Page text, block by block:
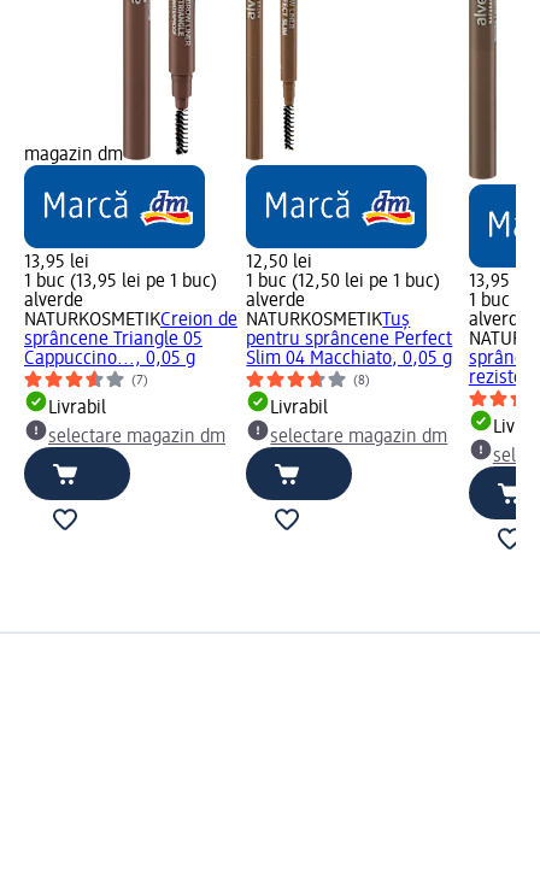
magazin dm
13,95 lei
1 buc (13,95 lei pe 1 buc)
alverde
NATURKOSMETIKCreion de
sprâncene Triangle 05
Cappuccino..., 0,05 g
(7)
Livrabil
selectare magazin dm
12,50 lei
1 buc (12,50 lei pe 1 buc)
alverde
NATURKOSMETIK Tuș
pentru sprâncene Perfect
Slim 04 Macchiato, 0,05 g
(8)
Livrabil
selectare magazin dm
13,95 lei
1 buc
alverde